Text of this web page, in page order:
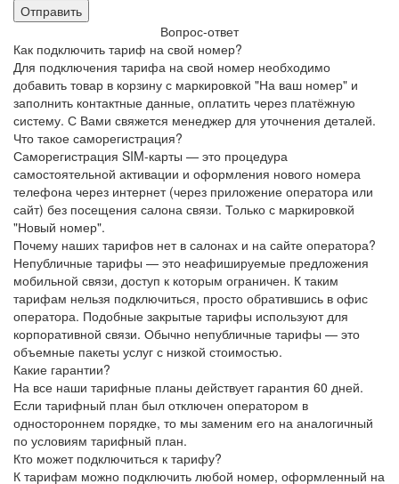
Вопрос-ответ
Как подключить тариф на свой номер?
Для подключения тарифа на свой номер необходимо
добавить товар в корзину с маркировкой "На ваш номер" и
заполнить контактные данные, оплатить через платёжную
систему. С Вами свяжется менеджер для уточнения деталей.
Что такое саморегистрация?
Саморегистрация SIM-карты — это процедура
самостоятельной активации и оформления нового номера
телефона через интернет (через приложение оператора или
сайт) без посещения салона связи. Только с маркировкой
"Новый номер".
Почему наших тарифов нет в салонах и на сайте оператора?
Непубличные тарифы — это неафишируемые предложения
мобильной связи, доступ к которым ограничен. К таким
тарифам нельзя подключиться, просто обратившись в офис
оператора. Подобные закрытые тарифы используют для
корпоративной связи. Обычно непубличные тарифы — это
объемные пакеты услуг с низкой стоимостью.
Какие гарантии?
На все наши тарифные планы действует гарантия 60 дней.
Если тарифный план был отключен оператором в
одностороннем порядке, то мы заменим его на аналогичный
по условиям тарифный план.
Кто может подключиться к тарифу?
К тарифам можно подключить любой номер, оформленный на